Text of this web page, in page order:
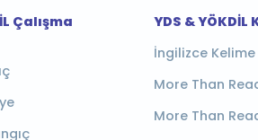
Çalışma
YDS & YÖKDİL
İngilizce Kelime
More Than
More Than